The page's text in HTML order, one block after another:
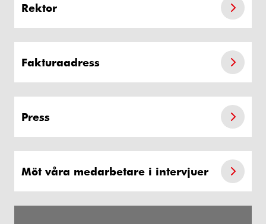
Rektor
Fakturaadress
Press
Möt våra medarbetare i intervjuer